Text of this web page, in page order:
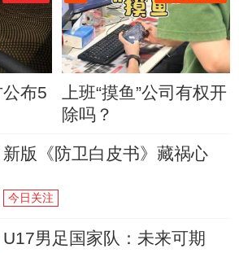
布5
上班“摸鱼”公司有权开
除吗？
新版《防卫白皮书》藏祸心
今日关注
U17男足国家队：未来可期